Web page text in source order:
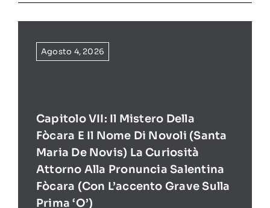
Agosto 4, 2026
Capitolo VII: Il Mistero Della
Fòcara E Il Nome Di Novoli (Santa
Maria De Novis) La Curiosità
Attorno Alla Pronuncia Salentina
Fòcara (con L’accento Grave Sulla
Prima ‘O’)